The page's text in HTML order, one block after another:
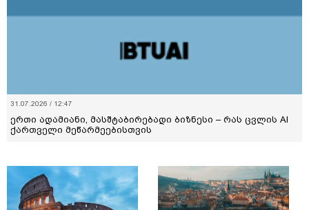
31.07.2026 / 12:47
ერთი ადამიანი, მასშტაბირებადი ბიზნესი – რას ცვლის AI
ქართველი მეწარმეებისთვის